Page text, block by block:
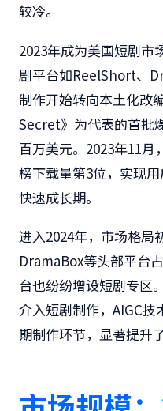
较冷。
2023年成为美国短剧市
剧平台如ReelShort、
制作开始转向本土化
Secret》为代表的首批
百万美元。2023年11
榜下载量第3位，实现
快速成长期。
进入2024年，市场格局
DramaBox等头部平台
台也纷纷增设短剧专区
介入短剧制作，AIGC
期制作环节，显著提升